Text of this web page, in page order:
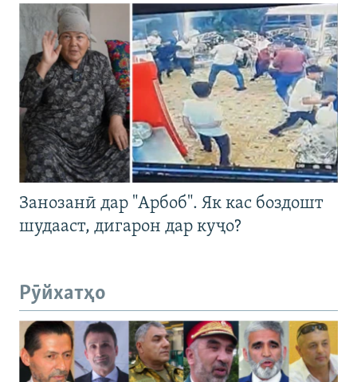
Занозанӣ дар "Арбоб". Як кас боздошт
шудааст, дигарон дар куҷо?
Рӯйхатҳо